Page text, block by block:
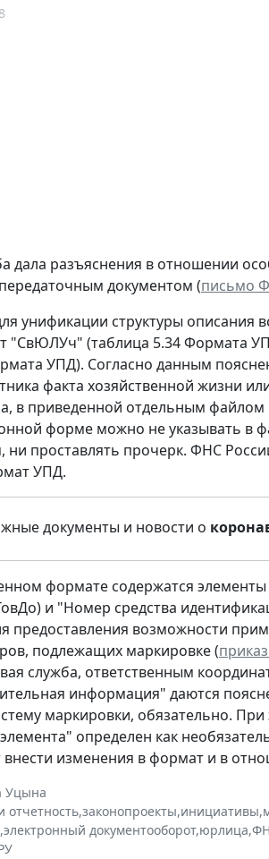
дала разъяснения в отношении
документом (письмо
унификации структуры описания
"СвЮЛУч" (таблица 5.34 Формата
УПД). Согласно данным
факта хозяйственной жизни
в приведенной отдельным
форме можно не указывать в
ни проставлять прочерк. ФНС
УПД.
документы и новости о
формате содержатся
и "Номер средства
предоставления возможности
подлежащих маркировке (
служба, ответственным
информация" даются
маркировки, обязательно.
определен как
внести изменения в формат и в
Уцына
отчетность,законопроекты,инициативы,
,электронный документооборот,юрлица,